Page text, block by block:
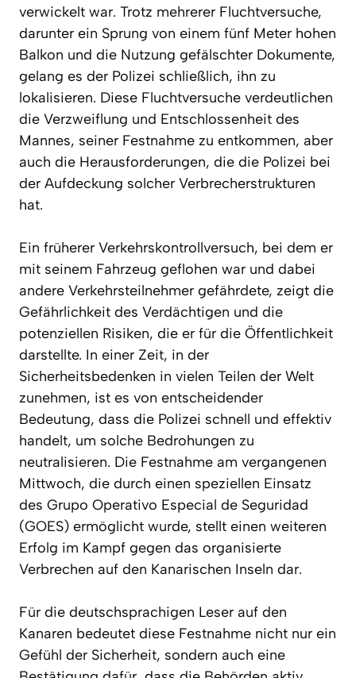
verwickelt war. Trotz mehrerer Fluchtversuche,
darunter ein Sprung von einem fünf Meter hohen
Balkon und die Nutzung gefälschter Dokumente,
gelang es der Polizei schließlich, ihn zu
lokalisieren. Diese Fluchtversuche verdeutlichen
die Verzweiflung und Entschlossenheit des
Mannes, seiner Festnahme zu entkommen, aber
auch die Herausforderungen, die die Polizei bei
der Aufdeckung solcher Verbrecherstrukturen
hat.
Ein früherer Verkehrskontrollversuch, bei dem er
mit seinem Fahrzeug geflohen war und dabei
andere Verkehrsteilnehmer gefährdete, zeigt die
Gefährlichkeit des Verdächtigen und die
potenziellen Risiken, die er für die Öffentlichkeit
darstellte. In einer Zeit, in der
Sicherheitsbedenken in vielen Teilen der Welt
zunehmen, ist es von entscheidender
Bedeutung, dass die Polizei schnell und effektiv
handelt, um solche Bedrohungen zu
neutralisieren. Die Festnahme am vergangenen
Mittwoch, die durch einen speziellen Einsatz
des Grupo Operativo Especial de Seguridad
(GOES) ermöglicht wurde, stellt einen weiteren
Erfolg im Kampf gegen das organisierte
Verbrechen auf den Kanarischen Inseln dar.
Für die deutschsprachigen Leser auf den
Kanaren bedeutet diese Festnahme nicht nur ein
Gefühl der Sicherheit, sondern auch eine